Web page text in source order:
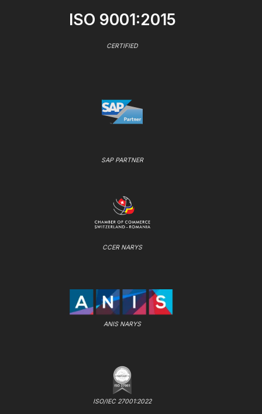
ISO 9001:2015
CERTIFIED
SAP PARTNER
CCER NARYS
ANIS NARYS
ISO/IEC 27001:2022